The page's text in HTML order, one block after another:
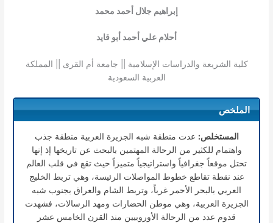
إبراهيم جلال أحمد محمد
أحلام علي أحمد أبو قايد
كلية الشريعة والدراسات الإسلامية || جامعة أم القرى || المملكة
العربية السعودية
الملخص
المستخلص: عدت منطقة شبه الجزيرة العربية منطقة جذب
واهتمام للكثير من الرحالة المهتمين بالبحث عن تاريخها إذ إنها
تحتل موقعاً جغرافياً واستراتيجياً متميزاً حيث تقع في قلب العالم
عند نقطة تقاطع خطوط المواصلات الرئيسة، وهي تربط الخليج
العربي بالبحر الأحمر غرباً، وتربط الشام والعراق بجنوب شبه
الجزيرة العربية، وهي موطن الحضارات ومهد الرسالات، فشهدت
قدوم عدد من الرحالة الأوروبيين مند القرن الخامس عشر